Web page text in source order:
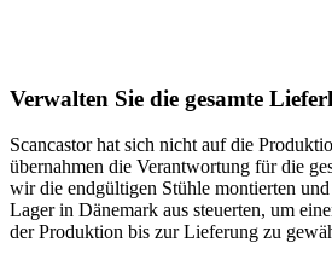
Verwalten Sie die gesamte
Scancastor hat sich nicht auf die
übernahmen die Verantwortung für die
wir die endgültigen Stühle montierten
Lager in Dänemark aus steuerten, um
der Produktion bis zur Lieferung zu